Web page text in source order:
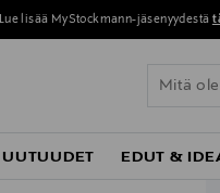
Lue lisää MyStockmann-jäsenyydestä
UUTUUDET EDUT &